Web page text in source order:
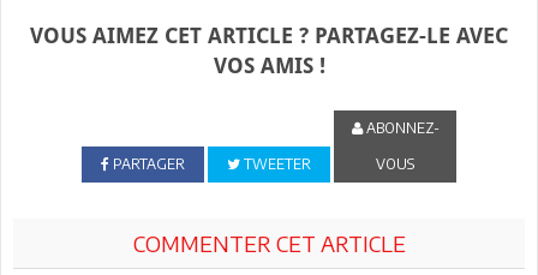
VOUS AIMEZ CET ARTICLE ? PARTAGEZ-LE AVEC
VOS AMIS !
PARTAGER TWEETER
ABONNEZ-
VOUS
COMMENTER CET ARTICLE